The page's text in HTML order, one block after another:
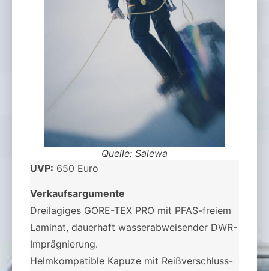
Quelle: Salewa
UVP: 650 Euro
Verkaufsargumente
Dreilagiges GORE-TEX PRO mit PFAS-freiem
Laminat, dauerhaft wasserabweisender DWR-
Imprägnierung.
Helmkompatible Kapuze mit Reißverschluss-